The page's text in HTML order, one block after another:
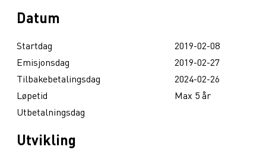
Datum
Startdag
2019-02-08
Emisjonsdag
2019-02-27
Tilbakebetalingsdag
2024-02-26
Løpetid
Max 5 år
Utbetalningsdag
Utvikling